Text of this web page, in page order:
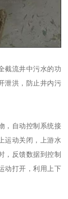
截流井中污水的功
泄洪，防止井内污
，自动控制系统接
运动关闭，上游水
，反馈数据到控制
动打开，利用上下